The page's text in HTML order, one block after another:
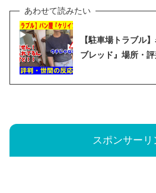
【駐車場トラブル
ブレッド』場所・
スポンサーリ